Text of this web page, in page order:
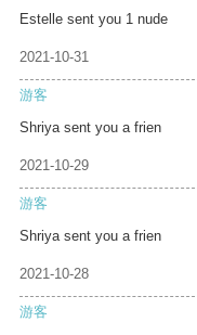
Estelle sent you 1 nude
2021-10-31
游客
Shriya sent you a frien
2021-10-29
游客
Shriya sent you a frien
2021-10-28
游客